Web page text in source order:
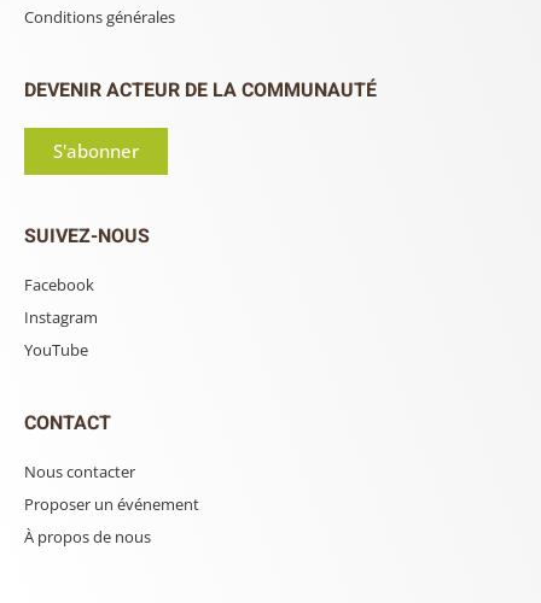
Conditions générales
DEVENIR ACTEUR DE LA COMMUNAUTÉ
S'abonner
SUIVEZ-NOUS
Facebook
Instagram
YouTube
CONTACT
Nous contacter
Proposer un événement
À propos de nous